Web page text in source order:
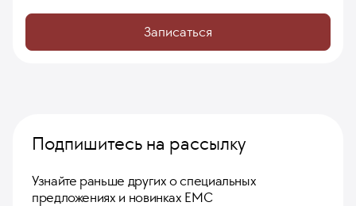
Записаться
Подпишитесь на рассылку
Узнайте раньше других о специальных
предложениях и новинках ЕМС